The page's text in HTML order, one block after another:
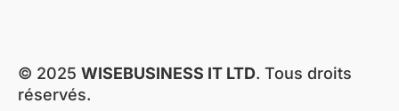
© 2025 WISEBUSINESS IT LTD. Tous droits
réservés.